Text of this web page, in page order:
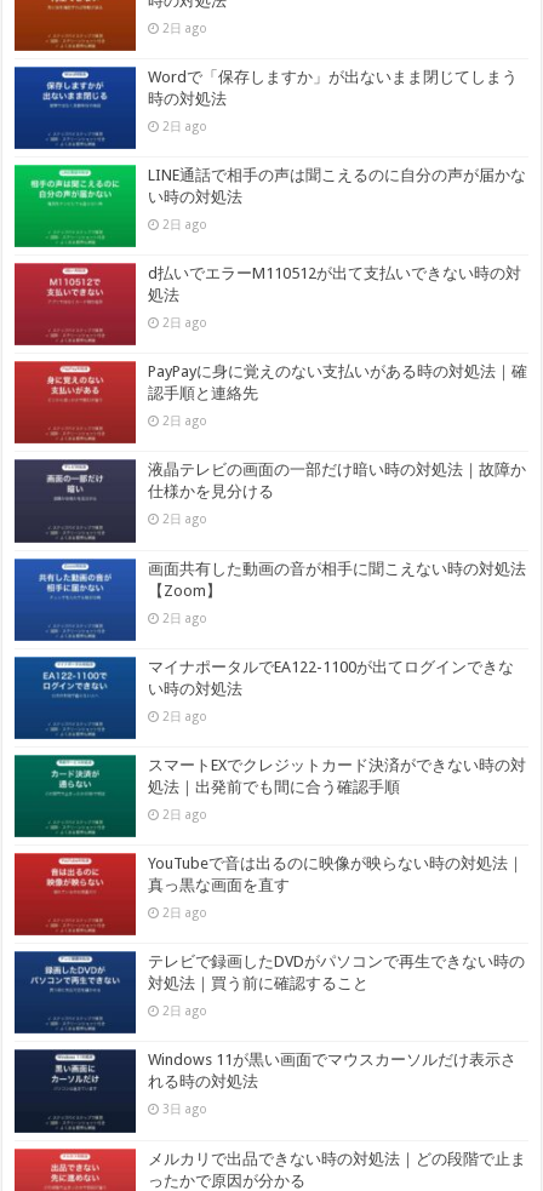
2日 ago
Wordで「保存しますか」が出ないまま閉じてしまう
時の対処法
2日 ago
LINE通話で相手の声は聞こえるのに自分の声が届かな
い時の対処法
2日 ago
d払いでエラーM110512が出て支払いできない時の対
処法
2日 ago
PayPayに身に覚えのない支払いがある時の対処法｜確
認手順と連絡先
2日 ago
液晶テレビの画面の一部だけ暗い時の対処法｜故障か
仕様かを見分ける
2日 ago
画面共有した動画の音が相手に聞こえない時の対処法
【Zoom】
2日 ago
マイナポータルでEA122-1100が出てログインできな
い時の対処法
2日 ago
スマートEXでクレジットカード決済ができない時の対
処法｜出発前でも間に合う確認手順
2日 ago
YouTubeで音は出るのに映像が映らない時の対処法｜
真っ黒な画面を直す
2日 ago
テレビで録画したDVDがパソコンで再生できない時の
対処法｜買う前に確認すること
2日 ago
Windows 11が黒い画面でマウスカーソルだけ表示さ
れる時の対処法
3日 ago
メルカリで出品できない時の対処法｜どの段階で止ま
ったかで原因が分かる